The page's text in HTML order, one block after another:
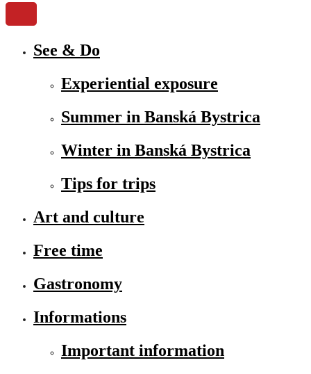
See & Do
Experiential exposure
Summer in Banská Bystrica
Winter in Banská Bystrica
Tips for trips
Art and culture
Free time
Gastronomy
Informations
Important information